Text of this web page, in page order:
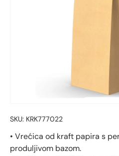
SKU: KRK777022
• Vrećica od kraft papira s
produljivom bazom.